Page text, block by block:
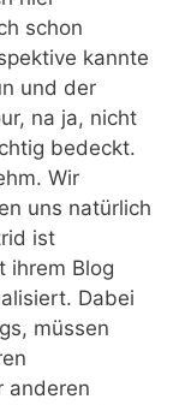
schon
kannte
und der
na ja, nicht
bedeckt.
Wir
uns natürlich
ist
ihrem Blog
Dabei
müssen
anderen